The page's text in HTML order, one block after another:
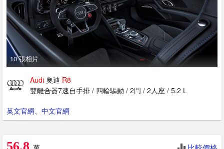
10 張相片
Audi 奧迪 R8
雙離合器7速自手排 / 四輪驅動 / 2門 / 2人座 / 5.2 L
英文官網 中文官網